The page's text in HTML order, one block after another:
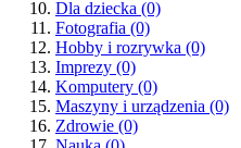
Dla dziecka (0)
Fotografia (0)
Hobby i rozrywka (0)
Imprezy (0)
Komputery (0)
Maszyny i urządzenia (0)
Zdrowie (0)